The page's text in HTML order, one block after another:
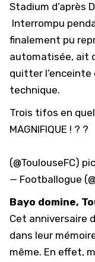
Stadium d’après
Interrompu
finalement pu
automatisée, ait
quitter l’enceinte
technique.
Trois tifos en
MAGNIFIQUE ! ? ?
(@ToulouseFC)
— Footballogue
Bayo domine,
Cet anniversaire
dans leur
même. En effet,